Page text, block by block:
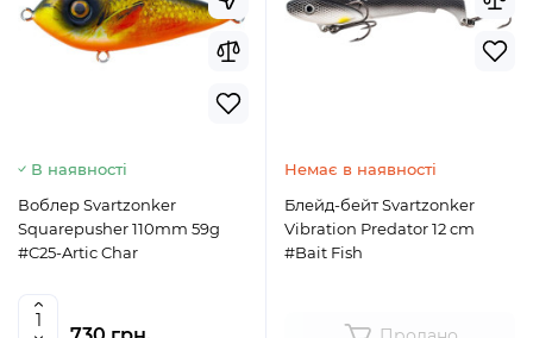
В наявності
Воблер Svartzonker
Squarepusher 110mm 59g
#C25-Artic Char
Немає в наявності
Блейд-бейт Svartzonker
Vibration Predator 12 cm
#Bait Fish